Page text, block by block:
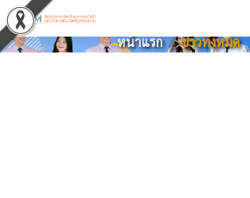
หน้าแรก ข่าวทั้งหมด